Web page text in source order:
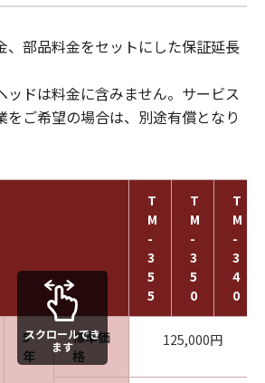
、部品料金をセットにした保証延長
ッドは料金に含みません。サービス
をご希望の場合は、別途有償となり
T
M
-
3
5
5
T
M
-
3
5
0
T
M
-
3
4
0
5
年
標準価
格
125,000円
スクロールでき
ます